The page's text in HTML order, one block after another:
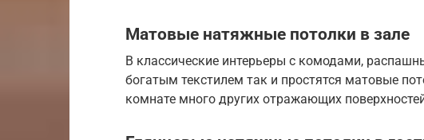
Матовые натяжные потолки в зале
В классические интерьеры с комодами,
богатым текстилем так и простятся матовые
комнате много других отражающих